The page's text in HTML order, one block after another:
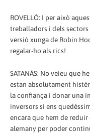
ROVELLÓ: I per això
treballadors i dels sectors
versió xunga de Robin
regalar-ho als rics!
SATANÀS: No veieu que
estan absolutament
la confiança i donar una
inversors si ens
encara que hem de
alemany per poder